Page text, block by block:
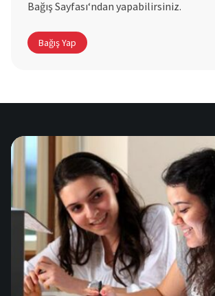
Bağış Sayfası‘ndan yapabilirsiniz.
Bağış Yap